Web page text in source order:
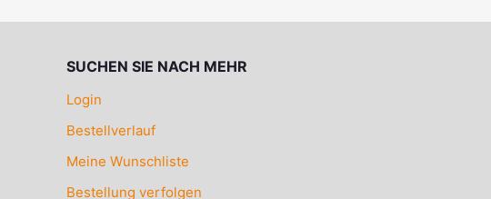
SUCHEN SIE NACH MEHR
Login
Bestellverlauf
Meine Wunschliste
Bestellung verfolgen